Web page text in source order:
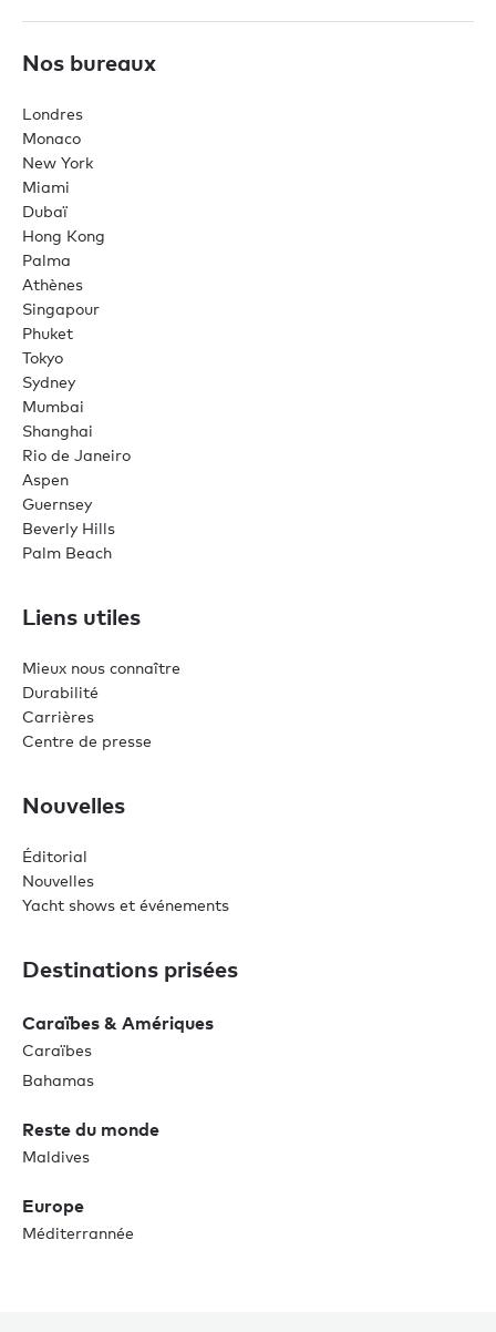
Nos bureaux
Londres
Monaco
New York
Miami
Dubaï
Hong Kong
Palma
Athènes
Singapour
Phuket
Tokyo
Sydney
Mumbai
Shanghai
Rio de Janeiro
Aspen
Guernsey
Beverly Hills
Palm Beach
Liens utiles
Mieux nous connaître
Durabilité
Carrières
Centre de presse
Nouvelles
Éditorial
Nouvelles
Yacht shows et événements
Destinations prisées
Caraïbes & Amériques
Caraïbes
Bahamas
Reste du monde
Maldives
Europe
Méditerrannée